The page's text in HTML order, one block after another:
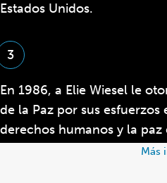
Más
Estados Unidos.
3
En 1986, a Elie Wiesel le
de la Paz por sus esfuerzos
derechos humanos y la